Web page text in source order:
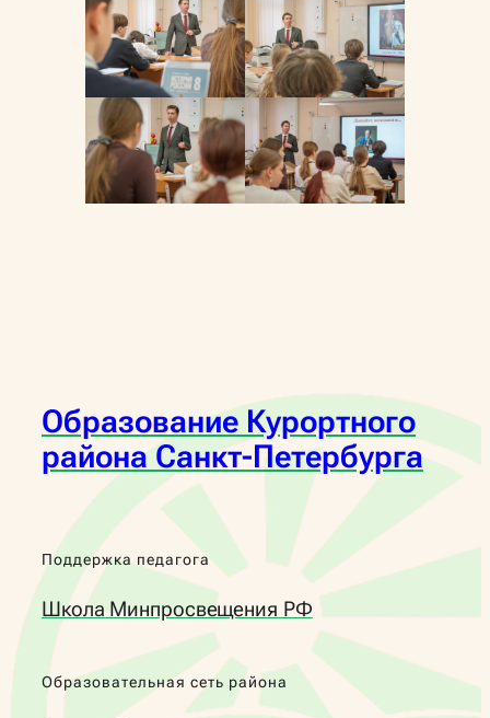
Образование Курортного
района Санкт-Петербурга
Поддержка педагога
Школа Минпросвещения РФ
Образовательная сеть района